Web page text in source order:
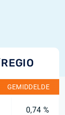
GEMIDDELDE
0,74 %